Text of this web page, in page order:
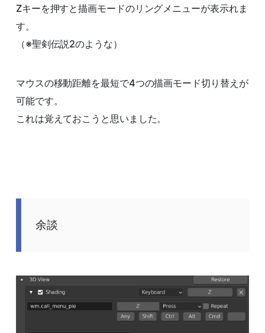
Zキーを押すと描画モードのリングメニューが表示れま
す。
（※聖剣伝説2のような）
マウスの移動距離を最短で4つの描画モード切り替えが
可能です。
これは覚えておこうと思いました。
余談